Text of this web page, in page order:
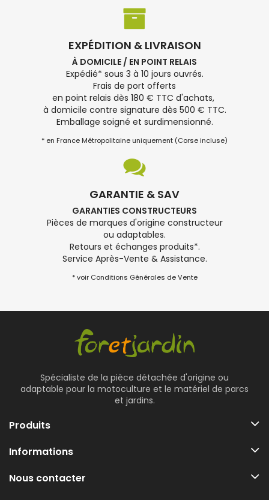
EXPÉDITION & LIVRAISON
À DOMICILE / EN POINT RELAIS
Expédié* sous 3 à 10 jours ouvrés.
Frais de port offerts
en point relais dès 180 € TTC d'achats,
à domicile contre signature dès 500 € TTC.
Emballage soigné et surdimensionné.
* en France Métropolitaine uniquement (Corse incluse)
GARANTIE & SAV
GARANTIES CONSTRUCTEURS
Pièces de marques d'origine constructeur
ou adaptables.
Retours et échanges produits*.
Service Après-Vente & Assistance.
* voir Conditions Générales de Vente
Spécialiste de la pièce détachée d'origine ou
adaptable pour la motoculture et le matériel de parcs
et jardins.
Produits
Informations
Nous contacter